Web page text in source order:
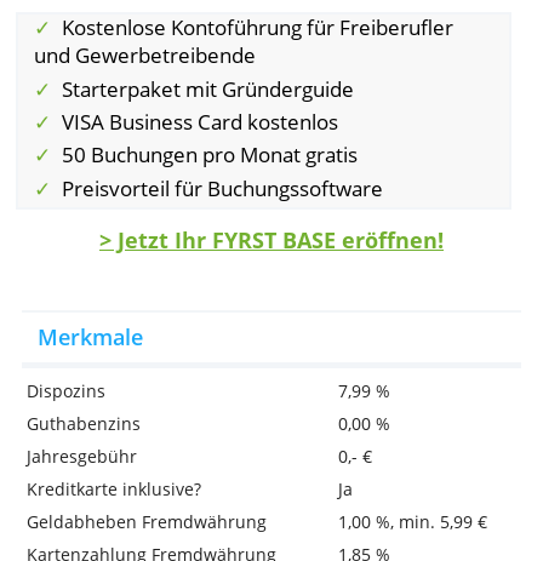
Laut Anbieter können Sie Ihr Konto bei FYRST
innerhalb von sieben Minuten online
Die Voraussetzung hierfür ist, dass Sie das
VideoIdent-Verfahren verwenden. Füllen Sie
hierzu das Online-Formular aus und senden
dieses ab. Sobald Sie den Zugriff auf das
Antrag zum Starterpaket ausfüllen und per
Vorteile auf einen Blick
Kostenlose Kontoführung für Freiberufler
und Gewerbetreibende
Starterpaket mit Gründerguide
VISA Business Card kostenlos
50 Buchungen pro Monat gratis